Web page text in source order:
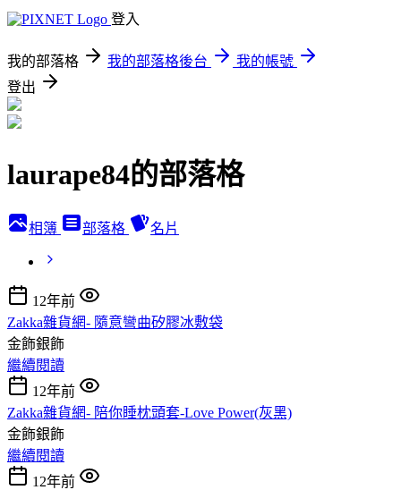
登入
我的部落格 我的部落格後台
我的帳號
登出
laurape84的部落格
相簿 部落格 名片
12年前
Zakka雜貨網- 隨意彎曲矽膠冰敷袋
金飾銀飾
繼續閱讀
12年前
Zakka雜貨網- 陪你睡枕頭套-Love Power(灰黑)
金飾銀飾
繼續閱讀
12年前